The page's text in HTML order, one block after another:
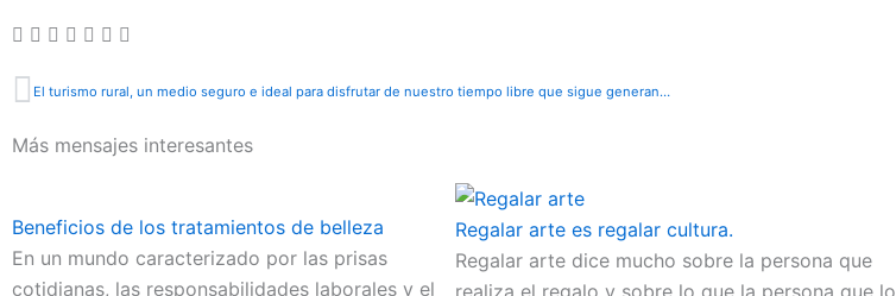
Ant El turismo rural, un medio seguro e ideal para disfrutar de nuestro tiempo libre que sigue generando adeptos
Más mensajes interesantes
Beneficios de los tratamientos de belleza
En un mundo caracterizado por las prisas
cotidianas, las responsabilidades laborales y el
Regalar arte es regalar cultura.
Regalar arte dice mucho sobre la persona que
realiza el regalo y sobre lo que la persona que lo